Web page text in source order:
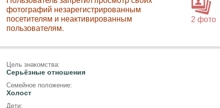
2 фото
фотографий незарегистрированным
посетителям и неактивированным
пользователям.
Цель знакомства:
Серьёзные отношения
Семейное положение:
Холост
Дети: